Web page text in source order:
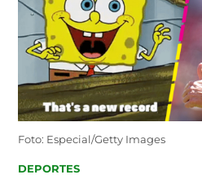
Foto: Especial/Getty Images
POSTED
DEPORTES